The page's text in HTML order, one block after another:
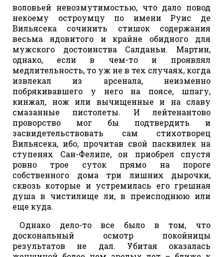
воловьей невозмутимостью, что дало повод
некоему остроумцу по имени Руис де
Вильясека сочинить стишок содержания
весьма ядовитого и крайне обидного для
мужского достоинства Салданьи. Мартин,
однако, если в чем-то и проявлял
медлительность, то уж не в тех случаях, когда
извлекал из арсенала, неизменно
побрякивавшего у него на поясе, шпагу,
кинжал, нож или вычищенные и на славу
смазанные пистолеты. И лейтенантово
проворство мог бы подтвердить и
засвидетельствовать сам стихотворец
Вильясека, ибо, прочитав свой пасквилек на
ступенях Сан-Фелипе, он приобрел спустя
ровно трое суток прямо на пороге
собственного дома три лишних дырочки,
сквозь которые и устремилась его грешная
душа в чистилище ли, в преисподнюю или
еще куда.
Однако дело-то все было в том, что
доскональный осмотр покойницы
результатов не дал. Убитая оказалась